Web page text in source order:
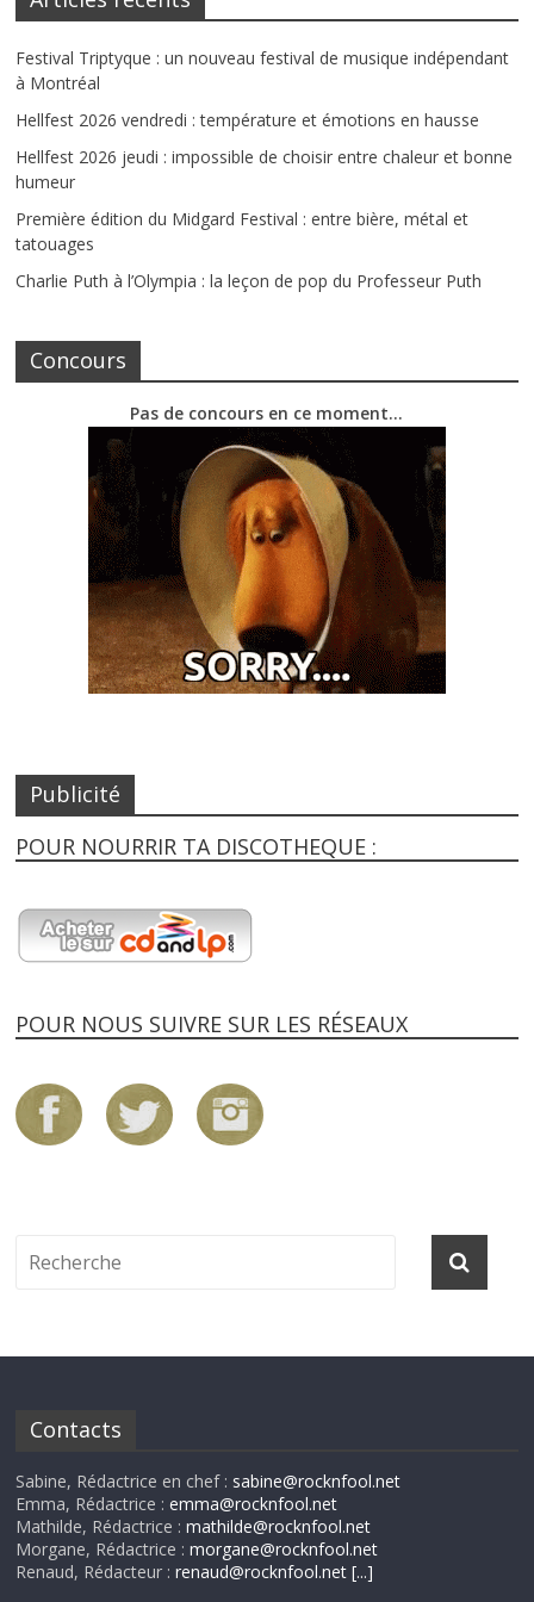
Festival Triptyque : un nouveau festival de musique indépendant
à Montréal
Hellfest 2026 vendredi : température et émotions en hausse
Hellfest 2026 jeudi : impossible de choisir entre chaleur et bonne
humeur
Première édition du Midgard Festival : entre bière, métal et
tatouages
Charlie Puth à l’Olympia : la leçon de pop du Professeur Puth
Concours
Pas de concours en ce moment…
Publicité
POUR NOURRIR TA DISCOTHEQUE :
POUR NOUS SUIVRE SUR LES RÉSEAUX
Contacts
Sabine, Rédactrice en chef : sabine@rocknfool.net
Emma, Rédactrice :emma@rocknfool.net
Mathilde, Rédactrice :mathilde@rocknfool.net
Morgane, Rédactrice :morgane@rocknfool.net
Renaud, Rédacteur :renaud@rocknfool.net [...]